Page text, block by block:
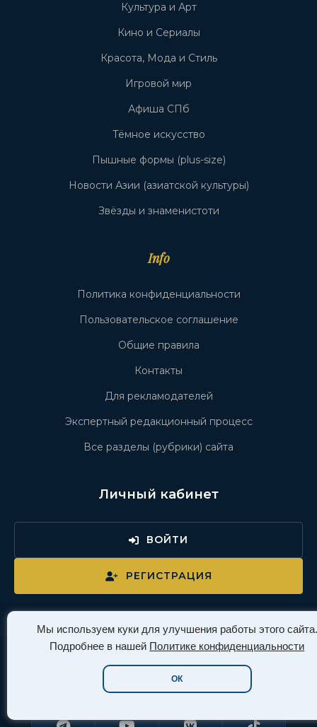
Мы используем куки для улучшения работы этого сайта.
Подробнее в нашей Политике конфиденциальности
ОК
Культура и Арт
Кино и Сериалы
Красота, Мода и Стиль
Игровой мир
Афиша СПб
Тёмное искусство
Пышные формы (plus-size)
Новости Азии (азиатской культуры)
Звёзды и знаменистоти
Info
Политика конфиденциальности
Пользовательское соглашение
Общие правила
Контакты
Для рекламодателей
Экспертный редакционный процесс
Все разделы (рубрики) сайта
Личный кабинет
ВОЙТИ
РЕГИСТРАЦИЯ
Давайте дружить